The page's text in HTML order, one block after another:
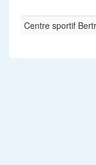
Centre sportif